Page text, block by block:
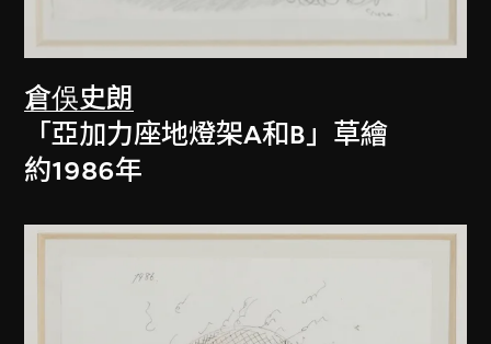
倉俁史朗
「亞加力座地燈架A和B」草繪
約1986年